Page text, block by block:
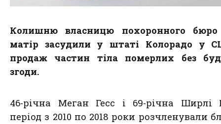
Колишню власницю похоронного бюро
матір засудили у штаті Колорадо у
продаж частин тіла померлих без
згоди.
46-річна Меган Гесс і 69-річна Ширлі
період з 2010 по 2018 роки розчленували